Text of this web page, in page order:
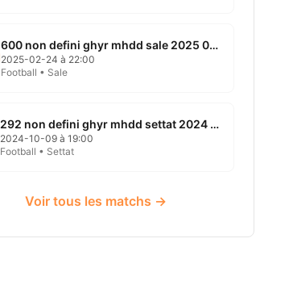
600 non defini ghyr mhdd sale 2025 02 23
2025-02-24 à 22:00
Football • Sale
292 non defini ghyr mhdd settat 2024 10 09
2024-10-09 à 19:00
Football • Settat
Voir tous les matchs →